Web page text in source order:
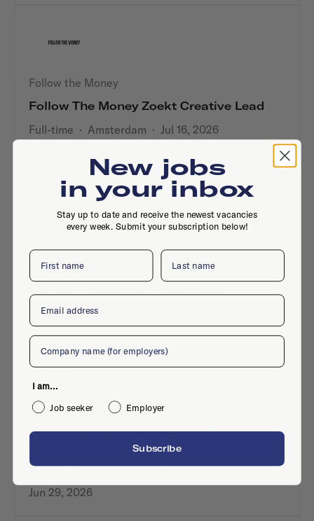
Follow the Money
Follow The Money Zoekt Creative Lead
Full-time · Amsterdam · Jul 16, 2026
Vorm de Stad
Vorm De Stad Zoekt Vormgever/DTP-
Specialist
Full-time·Amsterdam·Brand design·
Jul 7, 2026·Design
Faraday Digital Agency
Faraday Digital Agency Zoekt Medior
Jun 29, 2026
New jobs
in your inbox
Stay up to date and receive the newest vacancies
every week. Submit your subscription below!
First name Last name
Email
Company
I am...
Job seeker
Employer
Subscribe